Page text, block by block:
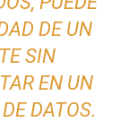
DE UN
SIN
EN UN
DATOS.